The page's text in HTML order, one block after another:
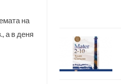
на
а в деня